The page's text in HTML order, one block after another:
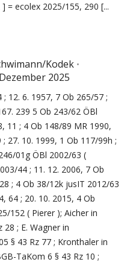
= ecolex 2025/155, 290 [...
Kodek
Dezember 2025
; 12. 6. 1957, 7 Ob 265/57 ;
239 5 Ob 243/62 ÖBl
11 ; 4 Ob 148/89 MR 1990,
27. 10. 1999, 1 Ob 117/99h ;
01g ÖBl 2002/63 (
44 ; 11. 12. 2006, 7 Ob
; 4 Ob 38/12k jusIT 2012/63
64 ; 20. 10. 2015, 4 Ob
152 ( Pierer ); Aicher in
28 ; E. Wagner in
§ 43 Rz 77 ; Kronthaler in
TaKom 6 § 43 Rz 10 ;